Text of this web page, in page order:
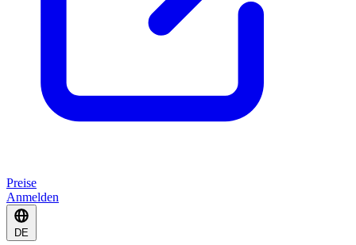
Preise
Anmelden
DE